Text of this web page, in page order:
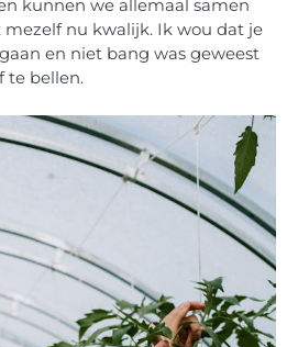
kunnen we allemaal samen
nu kwalijk. Ik wou dat je
en niet bang was geweest
te bellen.